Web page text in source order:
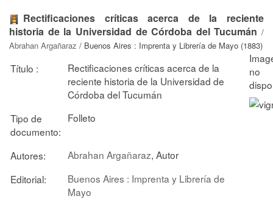
Rectificaciones críticas acerca de la reciente
historia de la Universidad de Córdoba del Tucumán /
Abrahan Argañaraz / Buenos Aires : Imprenta y Librería de Mayo (1883)
Título :
Rectificaciones críticas acerca de la
reciente historia de la Universidad de
Córdoba del Tucumán
Tipo de
documento:
Folleto
Autores: Abrahan Argañaraz, Autor
Editorial:
Buenos Aires : Imprenta y Librería de
Mayo